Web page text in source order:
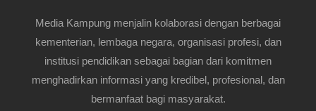
Media Kampung menjalin kolaborasi dengan berbagai
kementerian, lembaga negara, organisasi profesi, dan
institusi pendidikan sebagai bagian dari komitmen
menghadirkan informasi yang kredibel, profesional, dan
bermanfaat bagi masyarakat.